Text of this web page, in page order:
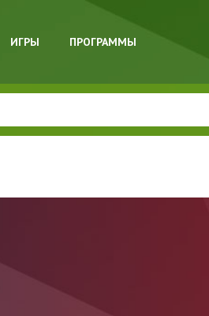
ИГРЫ ПРОГРАММЫ